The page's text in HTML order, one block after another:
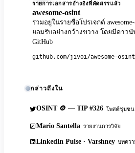
รายการเอกสารอ้างอิงที่คัดสรรแล้ว
awesome-osint
รวมอยู่ในรายชื่อโปรเจกต์
ยอมรับอย่างกว้างขวาง โดยมีดาว
GitHub
github.com/jivoi/awesome-osint
กล่าวถึงใน
OSINT 🪙 — TIP #326 โพสต์ชุมชน
Mario Santella รายงานการวิจัย
LinkedIn Pulse · Varshney บทควา